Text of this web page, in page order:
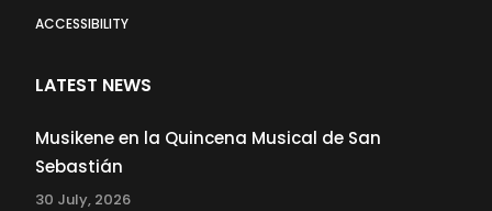
ACCESSIBILITY
LATEST NEWS
Musikene en la Quincena Musical de San
Sebastián
30 July, 2026